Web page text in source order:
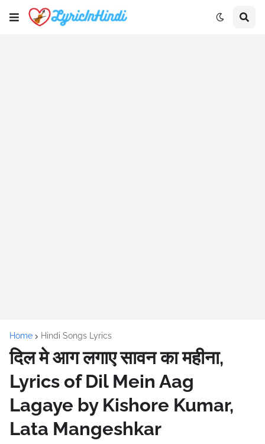
Home Hindi Songs Lyrics
दिल मे आग लगाए सावन का महीना,
Lyrics of Dil Mein Aag
Lagaye by Kishore Kumar,
Lata Mangeshkar